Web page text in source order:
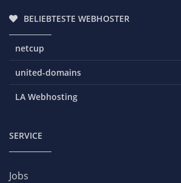
BELIEBTESTE WEBHOSTER
netcup
united-domains
LA Webhosting
SERVICE
Jobs